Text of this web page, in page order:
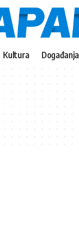
Kultura Događanja